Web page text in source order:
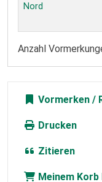
Nord
Anzahl
Vormerken
Drucken
Zitieren
Meinem